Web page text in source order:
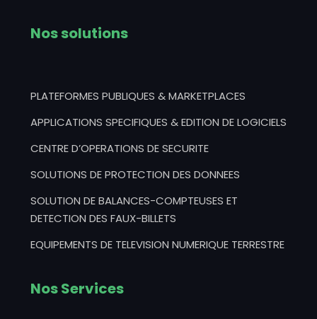
Nos solutions
PLATEFORMES PUBLIQUES & MARKETPLACES
APPLICATIONS SPECIFIQUES & EDITION DE LOGICIELS
CENTRE D’OPERATIONS DE SECURITE
SOLUTIONS DE PROTECTION DES DONNEES
SOLUTION DE BALANCES-COMPTEUSES ET
DETECTION DES FAUX-BILLETS
EQUIPEMENTS DE TELEVISION NUMERIQUE TERRESTRE
Nos Services